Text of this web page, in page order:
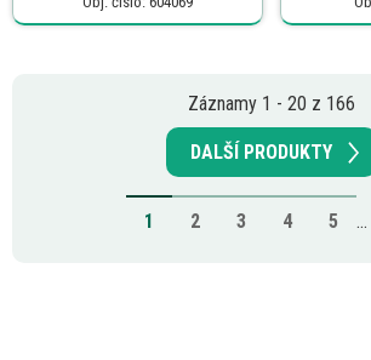
Záznamy 1 - 20 z 166
DALŠÍ PRODUKTY
1 2 3 4 5 ...